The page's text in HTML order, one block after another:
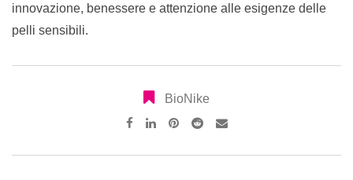
innovazione, benessere e attenzione alle esigenze delle
pelli sensibili.
BioNike
Pinterest
RedditShare